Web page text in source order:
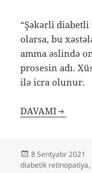
“Şəkərli
olarsa, bu
amma əslində
prosesin adı.
ilə icra olunur.
DAVAMI
Yayım
tarixi
8 Sentyabr 2021
diabetik retinopatiya,